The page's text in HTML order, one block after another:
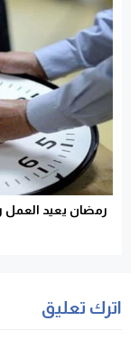
اترك تعليق